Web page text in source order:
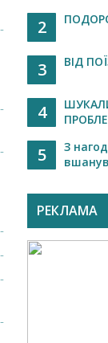
2
3 ВІД
4
5
З
РЕКЛАМА